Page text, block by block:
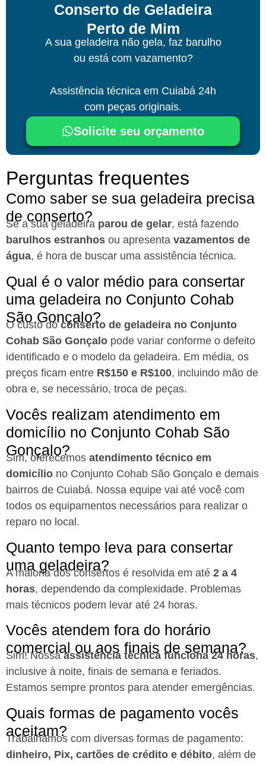
Conserto de Geladeira
Perto de Mim
A sua geladeira não gela, faz barulho
ou está com vazamento?
Assistência técnica em Cuiabá 24h
com peças originais.
Solicite seu orçamento
Perguntas frequentes
Como saber se sua geladeira precisa
de conserto?
Se a sua geladeira parou de gelar, está fazendo
barulhos estranhos ou apresenta vazamentos de
água, é hora de buscar uma assistência técnica.
Qual é o valor médio para consertar
uma geladeira no Conjunto Cohab
São Gonçalo?
O custo doconserto de geladeira no Conjunto
Cohab São Gonçalo pode variar conforme o defeito
identificado e o modelo da geladeira. Em média, os
preços ficam entre R$150 e R$100, incluindo mão de
obra e, se necessário, troca de peças.
Vocês realizam atendimento em
domicílio no Conjunto Cohab São
Gonçalo?
Sim, oferecemos atendimento técnico em
domicílio no Conjunto Cohab São Gonçalo e demais
bairros de Cuiabá. Nossa equipe vai até você com
todos os equipamentos necessários para realizar o
reparo no local.
Quanto tempo leva para consertar
uma geladeira?
A maioria dos consertos é resolvida em até 2 a 4
horas, dependendo da complexidade. Problemas
mais técnicos podem levar até 24 horas.
Vocês atendem fora do horário
comercial ou aos finais de semana?
Sim! Nossaassistência técnica funciona 24 horas,
inclusive à noite, finais de semana e feriados.
Estamos sempre prontos para atender emergências.
Quais formas de pagamento vocês
aceitam?
Trabalhamos com diversas formas de pagamento:
dinheiro, Pix, cartões de crédito e débito, além de